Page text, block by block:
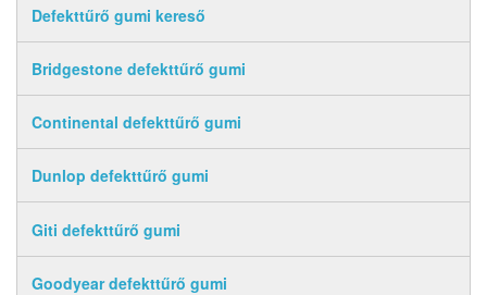
Bejelentkezés
Defekttűrő gumi kereső
Bridgestone defekttűrő gumi
Continental defekttűrő gumi
Dunlop defekttűrő gumi
Giti defekttűrő gumi
Goodyear defekttűrő gumi